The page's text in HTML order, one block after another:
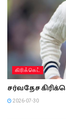
கிரிக்கெட்
சர்வதேச
2026-07-30